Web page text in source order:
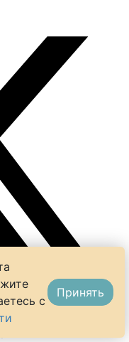
получилось
с
Принять